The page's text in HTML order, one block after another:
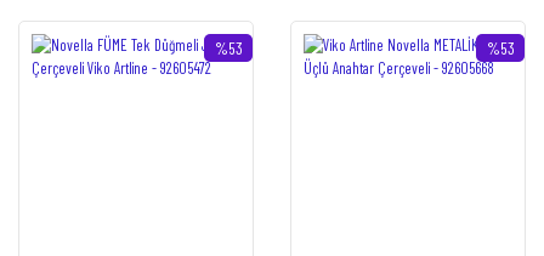
%53 %53